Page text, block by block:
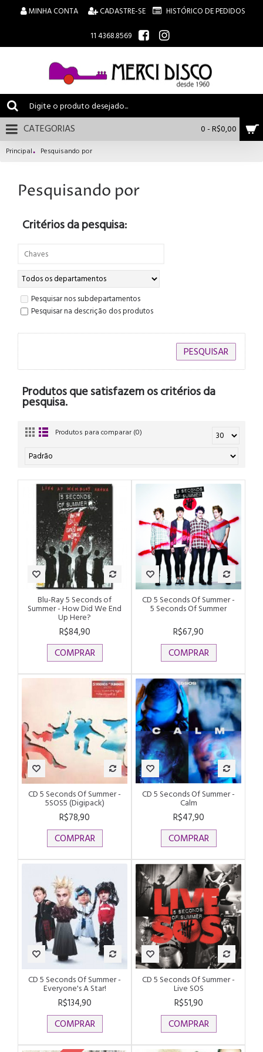
MINHA CONTA CADASTRE-SE
HISTÓRICO DE PEDIDOS
11 4368.8569
0 - R$0,00
CATEGORIAS
Principal Pesquisando por
Pesquisando por
Critérios da pesquisa:
Pesquisar nos subdepartamentos
Pesquisar na descrição dos produtos
Produtos que satisfazem os critérios da
pesquisa.
Produtos para comparar (0)
Blu-Ray 5 Seconds of
Summer - How Did We End
Up Here?
R$84,90
COMPRAR
CD 5 Seconds Of Summer -
5 Seconds Of Summer
R$67,90
COMPRAR
CD 5 Seconds Of Summer -
5SOS5 (Digipack)
R$78,90
COMPRAR
CD 5 Seconds Of Summer -
Calm
R$47,90
COMPRAR
CD 5 Seconds Of Summer -
Everyone's A Star!
R$134,90
COMPRAR
CD 5 Seconds Of Summer -
Live SOS
R$51,90
COMPRAR